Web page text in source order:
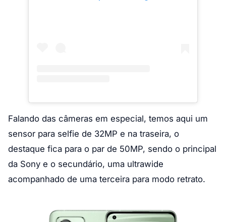
Falando das câmeras em especial, temos aqui um
sensor para selfie de 32MP e na traseira, o
destaque fica para o par de 50MP, sendo o principal
da Sony e o secundário, uma ultrawide
acompanhado de uma terceira para modo retrato.